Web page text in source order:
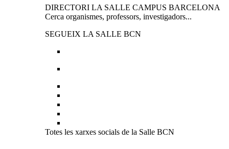
DIRECTORI LA SALLE CAMPUS BARCELONA
Cerca organismes, professors, investigadors...
SEGUEIX LA SALLE BCN
Totes les xarxes socials de la Salle BCN